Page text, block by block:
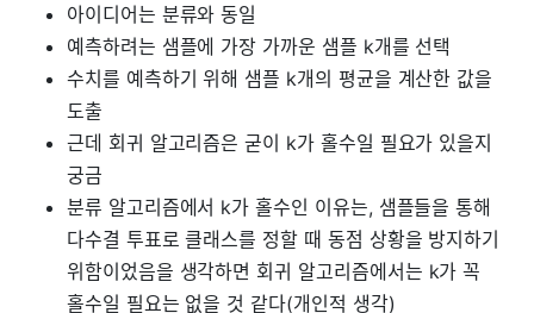
아이디어는 분류와 동일
예측하려는 샘플에 가장 가까운 샘플 k개를 선택
수치를 예측하기 위해 샘플 k개의 평균을 계산한 값을
도출
근데 회귀 알고리즘은 굳이 k가 홀수일 필요가 있을지
궁금
분류 알고리즘에서 k가 홀수인 이유는, 샘플들을 통해
다수결 투표로 클래스를 정할 때 동점 상황을 방지하기
위함이었음을 생각하면 회귀 알고리즘에서는 k가 꼭
홀수일 필요는 없을 것 같다(개인적 생각)